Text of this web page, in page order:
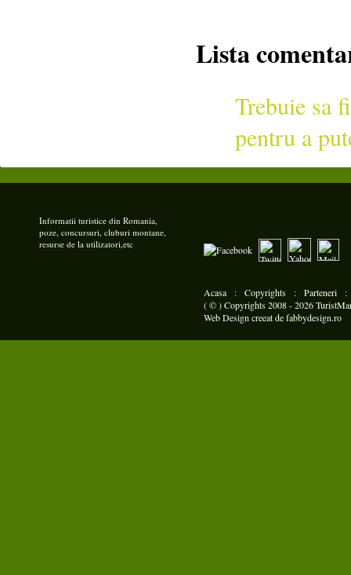
Lista
Trebuie sa
pentru a
Informatii turistice din Romania,
poze, concursuri, cluburi montane,
resurse de la utilizatori,etc
Acasa : Copyrights : Parteneri
( © ) Copyrights 2008 - 2026
Web Design creeat defabbydesign.ro